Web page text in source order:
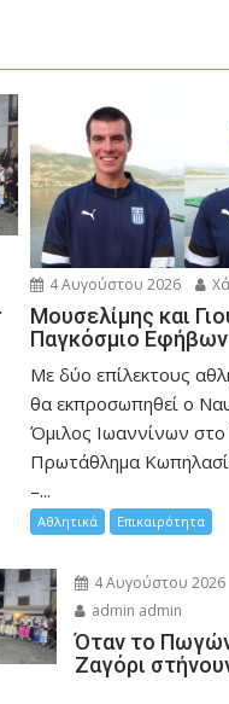
4 Αυγούστου 2026
Μουσελίμης και
Παγκόσμιο Εφήβων
Mε δύο επίλεκτους
θα εκπροσωπηθεί ο
Όμιλος Ιωαννίνων
Πρωτάθλημα
–...
Αθλητικά Επικαιρότητα
4 Αυγούστου 2026
admin admin
Όταν το
Ζαγόρι